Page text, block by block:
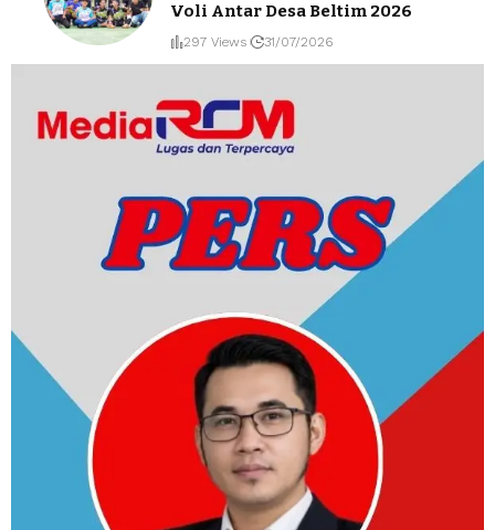
Voli Antar Desa Beltim 2026
297 Views 31/07/2026